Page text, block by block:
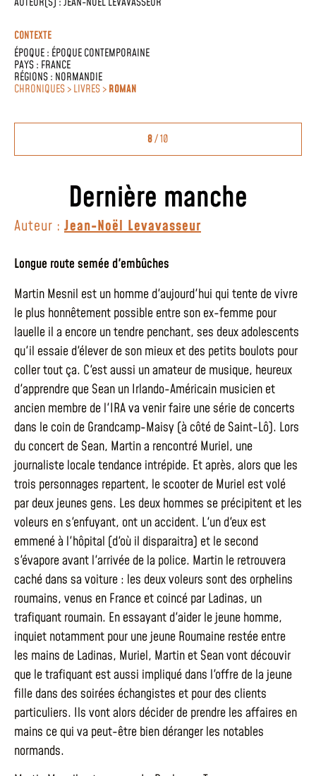
CONTEXTE
ÉPOQUE : ÉPOQUE CONTEMPORAINE
PAYS : FRANCE
RÉGIONS : NORMANDIE
CHRONIQUES > LIVRES >ROMAN
8/ 10
Dernière manche
Auteur : Jean-Noël Levavasseur
Longue route semée d'embûches
Martin Mesnil est un homme d'aujourd'hui qui tente de vivre
le plus honnêtement possible entre son ex-femme pour
lauelle il a encore un tendre penchant, ses deux adolescents
qu'il essaie d'élever de son mieux et des petits boulots pour
coller tout ça. C'est aussi un amateur de musique, heureux
d'apprendre que Sean un Irlando-Américain musicien et
ancien membre de l'IRA va venir faire une série de concerts
dans le coin de Grandcamp-Maisy (à côté de Saint-Lô). Lors
du concert de Sean, Martin a rencontré Muriel, une
journaliste locale tendance intrépide. Et après, alors que les
trois personnages repartent, le scooter de Muriel est volé
par deux jeunes gens. Les deux hommes se précipitent et les
voleurs en s'enfuyant, ont un accident. L'un d'eux est
emmené à l'hôpital (d'où il disparaitra) et le second
s'évapore avant l'arrivée de la police. Martin le retrouvera
caché dans sa voiture : les deux voleurs sont des orphelins
roumains, venus en France et coincé par Ladinas, un
trafiquant roumain. En essayant d'aider le jeune homme,
inquiet notamment pour une jeune Roumaine restée entre
les mains de Ladinas, Muriel, Martin et Sean vont découvir
que le trafiquant est aussi impliqué dans l'offre de la jeune
fille dans des soirées échangistes et pour des clients
particuliers. Ils vont alors décider de prendre les affaires en
mains ce qui va peut-être bien déranger les notables
normands.